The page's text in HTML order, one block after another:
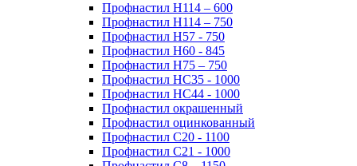
Профнастил Н114 – 600
Профнастил Н114 – 750
Профнастил Н57 - 750
Профнастил Н60 - 845
Профнастил Н75 – 750
Профнастил НС35 - 1000
Профнастил НС44 - 1000
Профнастил окрашенный
Профнастил оцинкованный
Профнастил С20 - 1100
Профнастил С21 - 1000